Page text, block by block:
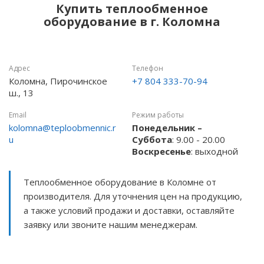
Купить теплообменное
оборудование в г. Коломна
Адрес
Коломна, Пирочинское
ш., 13
Телефон
+7 804 333-70-94
Email
kolomna@teploobmennic.r
u
Режим работы
Понедельник –
Суббота: 9.00 - 20.00
Воскресенье: выходной
Теплообменное оборудование в Коломне от
производителя. Для уточнения цен на продукцию,
а также условий продажи и доставки, оставляйте
заявку или звоните нашим менеджерам.